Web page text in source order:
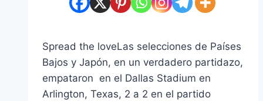
Spread the loveLas selecciones de Países
Bajos y Japón, en un verdadero partidazo,
empataron en el Dallas Stadium en
Arlington, Texas, 2 a 2 en el partido